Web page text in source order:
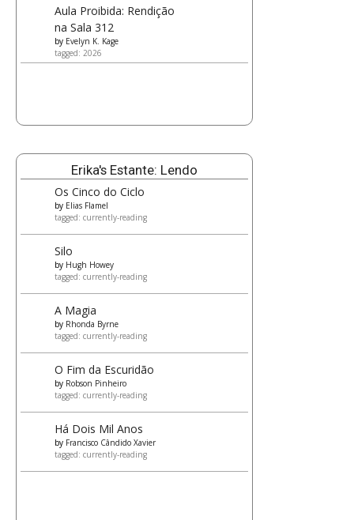
Aula Proibida: Rendição
na Sala 312
by Evelyn K. Kage
tagged: 2026
Erika's Estante: Lendo
Os Cinco do Ciclo
by Elias Flamel
tagged: currently-reading
Silo
by Hugh Howey
tagged: currently-reading
A Magia
by Rhonda Byrne
tagged: currently-reading
O Fim da Escuridão
by Robson Pinheiro
tagged: currently-reading
Há Dois Mil Anos
by Francisco Cândido Xavier
tagged: currently-reading